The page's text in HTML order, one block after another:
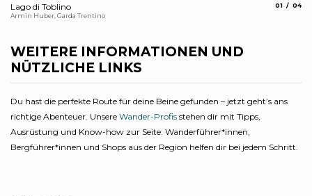
Lago di Toblino
Armin Huber, Garda Trentino
01 04
WEITERE INFORMATIONEN UND
NÜTZLICHE LINKS
Du hast die perfekte Route für deine Beine gefunden – jetzt geht’s ans
richtige Abenteuer. Unsere Wander-Profis stehen dir mit Tipps,
Ausrüstung und Know-how zur Seite: Wanderführer*innen,
Bergführer*innen und Shops aus der Region helfen dir bei jedem Schritt.